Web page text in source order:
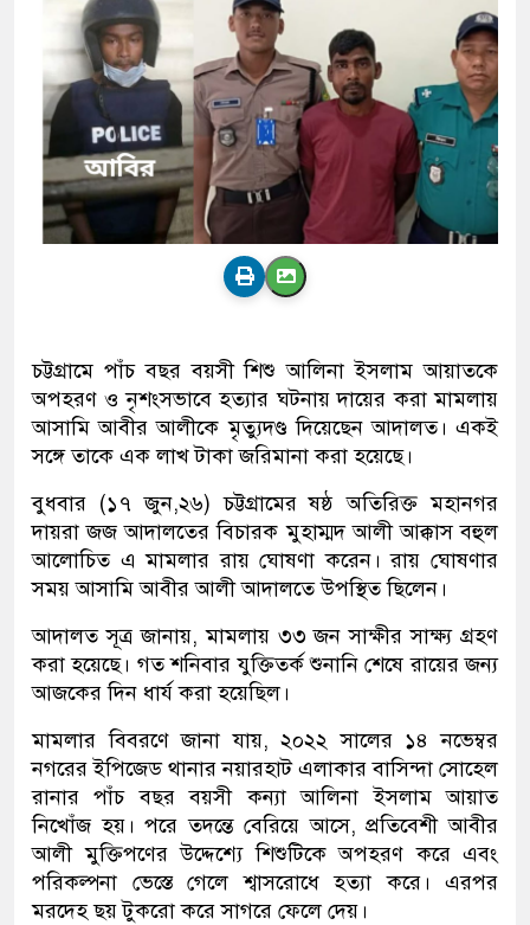
চট্টগ্রামে পাঁচ বছর বয়সী শিশু আলিনা ইসলাম আয়াতকে
অপহরণ ও নৃশংসভাবে হত্যার ঘটনায় দায়ের করা মামলায়
আসামি আবীর আলীকে মৃত্যুদণ্ড দিয়েছেন আদালত। একই
সঙ্গে তাকে এক লাখ টাকা জরিমানা করা হয়েছে।
বুধবার (১৭ জুন,২৬) চট্টগ্রামের ষষ্ঠ অতিরিক্ত মহানগর
দায়রা জজ আদালতের বিচারক মুহাম্মদ আলী আক্কাস বহুল
আলোচিত এ মামলার রায় ঘোষণা করেন। রায় ঘোষণার
সময় আসামি আবীর আলী আদালতে উপস্থিত ছিলেন।
আদালত সূত্র জানায়, মামলায় ৩৩ জন সাক্ষীর সাক্ষ্য গ্রহণ
করা হয়েছে। গত শনিবার যুক্তিতর্ক শুনানি শেষে রায়ের জন্য
আজকের দিন ধার্য করা হয়েছিল।
মামলার বিবরণে জানা যায়, ২০২২ সালের ১৪ নভেম্বর
নগরের ইপিজেড থানার নয়ারহাট এলাকার বাসিন্দা সোহেল
রানার পাঁচ বছর বয়সী কন্যা আলিনা ইসলাম আয়াত
নিখোঁজ হয়। পরে তদন্তে বেরিয়ে আসে, প্রতিবেশী আবীর
আলী মুক্তিপণের উদ্দেশ্যে শিশুটিকে অপহরণ করে এবং
পরিকল্পনা ভেস্তে গেলে শ্বাসরোধে হত্যা করে। এরপর
মরদেহ ছয় টুকরো করে সাগরে ফেলে দেয়।